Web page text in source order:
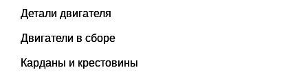
Детали двигателя
Двигатели в сборе
Карданы и крестовины